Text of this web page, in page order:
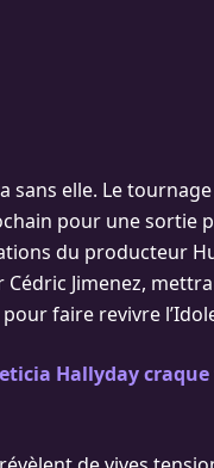
sans elle. Le
pour une sortie
du producteur
Jimenez,
faire revivre
Hallyday